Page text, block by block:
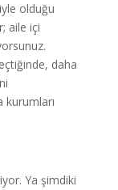
olduğu
aile içi
daha
kurumları
Ya şimdiki